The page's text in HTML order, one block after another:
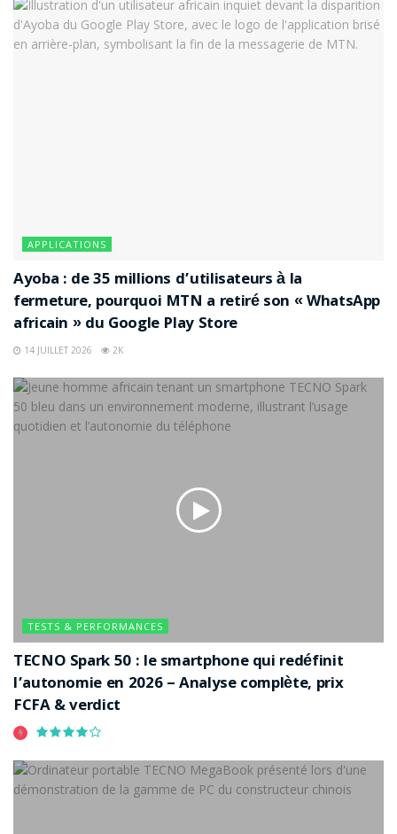
fournir des services de haute qualité tout en optimisant
les ressources et en réduisant les coûts. Cette initiative
APPLICATIONS
Ayoba : de 35 millions d’utilisateurs à la
fermeture, pourquoi MTN a retiré son « WhatsApp
africain » du Google Play Store
14 JUILLET 2026 2K
TESTS & PERFORMANCES
TECNO Spark 50 : le smartphone qui redéfinit
l’autonomie en 2026 – Analyse complète, prix
FCFA & verdict